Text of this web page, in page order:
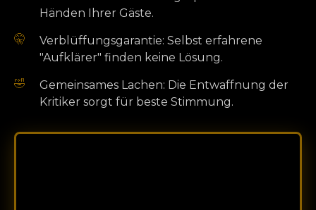
Händen Ihrer Gäste.
🤫
Verblüffungsgarantie: Selbst erfahrene
"Aufklärer" finden keine Lösung.
🤣
Gemeinsames Lachen: Die Entwaffnung der
Kritiker sorgt für beste Stimmung.